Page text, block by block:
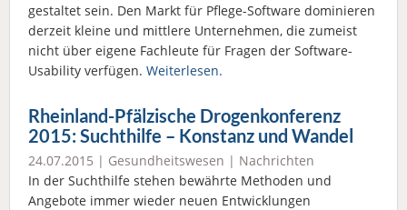
gestaltet sein. Den Markt für Pflege-Software dominieren
derzeit kleine und mittlere Unternehmen, die zumeist
nicht über eigene Fachleute für Fragen der Software-
Usability verfügen. Weiterlesen.
Rheinland-Pfälzische Drogenkonferenz
2015: Suchthilfe – Konstanz und Wandel
24.07.2015 | Gesundheitswesen | Nachrichten
In der Suchthilfe stehen bewährte Methoden und
Angebote immer wieder neuen Entwicklungen